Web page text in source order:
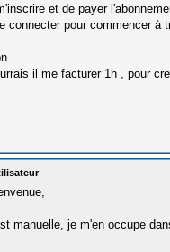
et de payer
connecter pour commencer à
il me facturer 1h , pour
manuelle, je m'en occupe